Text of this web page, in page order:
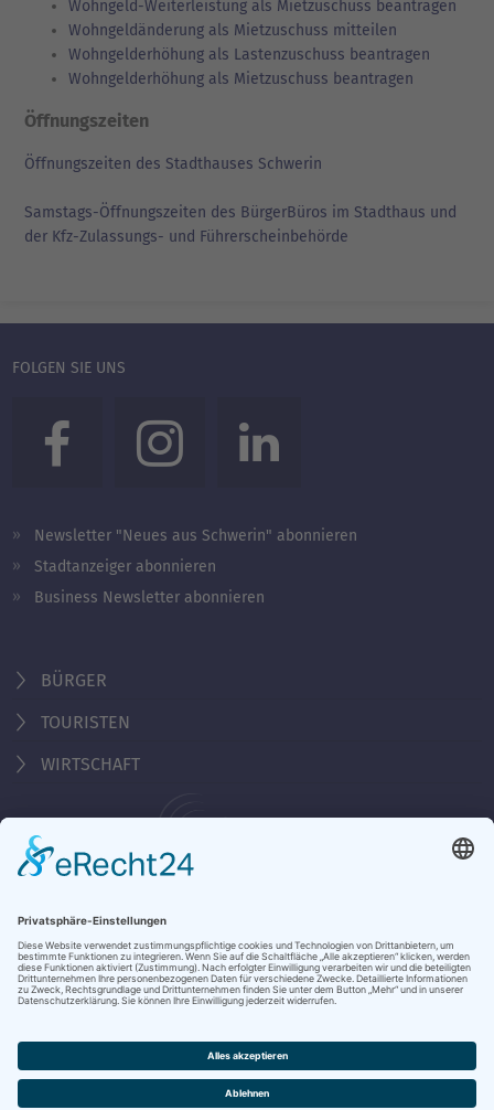
Wohngeld-Weiterleistung als Mietzuschuss beantragen
Wohngeldänderung als Mietzuschuss mitteilen
Wohngelderhöhung als Lastenzuschuss beantragen
Wohngelderhöhung als Mietzuschuss beantragen
Öffnungszeiten
Öffnungszeiten des Stadthauses Schwerin
Samstags-Öffnungszeiten des BürgerBüros im Stadthaus und
der Kfz-Zulassungs- und Führerscheinbehörde
FOLGEN SIE UNS
Newsletter "Neues aus Schwerin" abonnieren
Stadtanzeiger abonnieren
Business Newsletter abonnieren
BÜRGER
TOURISTEN
WIRTSCHAFT
Behördennummer 115
KONTAKT
NOTRUFE & HOTLINES
JOBS
STADTANZEIGER
BROSCHÜREN
PRESSE
DATENSCHUTZ